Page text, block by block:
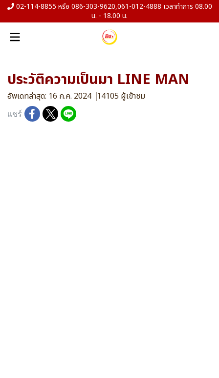
02-114-8855 หรือ 086-303-9620,061-012-4888 เวลาทำการ 08.00
น. - 18.00 น.
ประวัติความเป็นมา LINE MAN
อัพเดทล่าสุด: 16 ก.ค. 2024 14105 ผู้เข้าชม
แชร์